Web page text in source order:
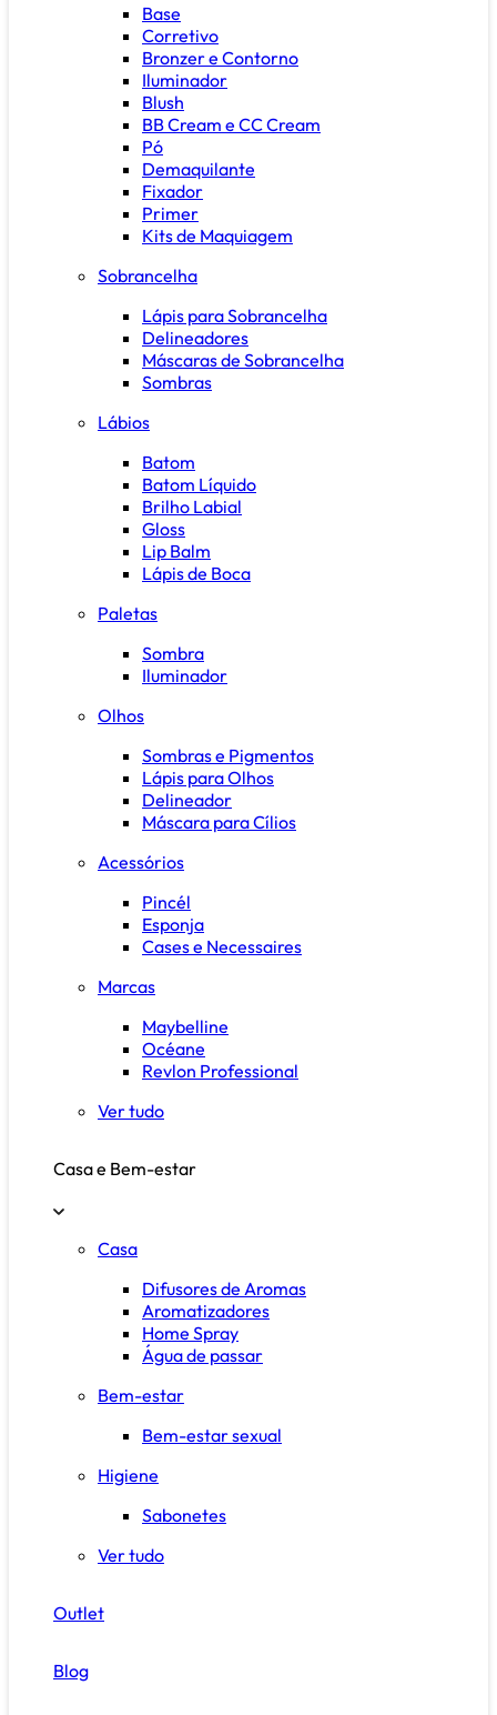
Base
Corretivo
Bronzer e Contorno
Iluminador
Blush
BB Cream e CC Cream
Pó
Demaquilante
Fixador
Primer
Kits de Maquiagem
Sobrancelha
Lápis para Sobrancelha
Delineadores
Máscaras de Sobrancelha
Sombras
Lábios
Batom
Batom Líquido
Brilho Labial
Gloss
Lip Balm
Lápis de Boca
Paletas
Sombra
Iluminador
Olhos
Sombras e Pigmentos
Lápis para Olhos
Delineador
Máscara para Cílios
Acessórios
Pincél
Esponja
Cases e Necessaires
Marcas
Maybelline
Océane
Revlon Professional
Ver tudo
Casa e Bem-estar
Casa
Difusores de Aromas
Aromatizadores
Home Spray
Água de passar
Bem-estar
Bem-estar sexual
Higiene
Sabonetes
Ver tudo
Outlet
Blog